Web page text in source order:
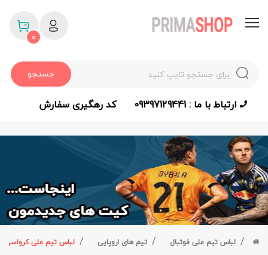
جستجو
0
ارتباط با ما : 09397129441 کد رهگیری سفارش
لباس تیم ملی فوتبال تیم های اروپایی لباس تیم ملی کرواسی